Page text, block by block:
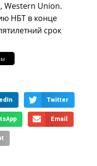
Western Union.
НБТ в конце
срок
Twitter
Email